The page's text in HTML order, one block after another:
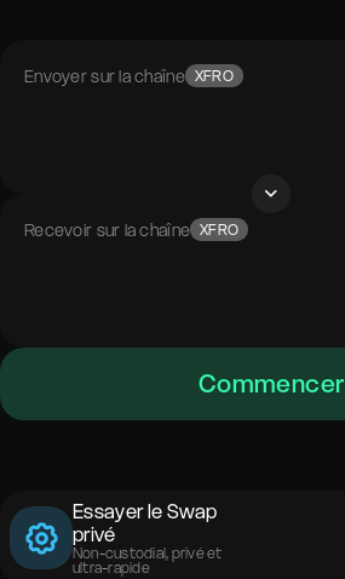
Envoyer sur la chaîne XFRO
Recevoir sur la chaîne XFRO
Commencer
Essayer le Swap
privé
Non-custodial, privé et
ultra-rapide